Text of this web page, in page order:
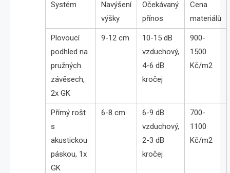
Systém
Navýšení
výšky
Očekávaný
přínos
Cena
materiálů
Plovoucí
podhled na
pružných
závěsech,
2x GK
9-12 cm
10-15 dB
vzduchový,
4-6 dB
kročej
900-
1500
Kč/m2
Přímý rošt
s
akustickou
páskou, 1x
GK
6-8 cm
6-9 dB
vzduchový,
2-3 dB
kročej
700-
1100
Kč/m2